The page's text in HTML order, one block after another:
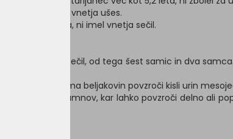
3,5 leta, ni imel vnetja ušes.
več kot štiri leta, ni imel vnetja sečil.
okužbe sečil, od tega šest samic in dva
katabolizma beljakovin povzroči kisli urin
sečnih kamnov, kar lahko povzroči delno ali